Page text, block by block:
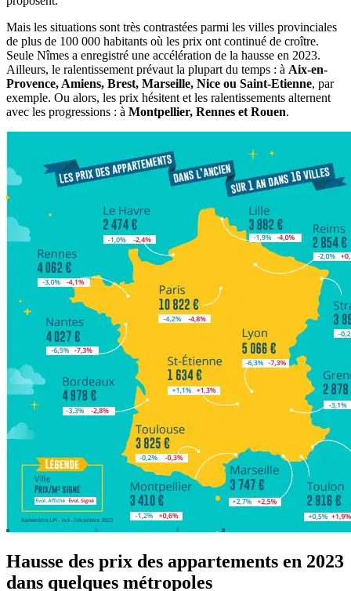
Mais les situations sont très contrastées parmi les villes provinciales
de plus de 100 000 habitants où les prix ont continué de croître.
Seule Nîmes a enregistré une accélération de la hausse en 2023.
Ailleurs, le ralentissement prévaut la plupart du temps : à Aix-en-
Provence, Amiens, Brest, Marseille, Nice ou Saint-Etienne, par
exemple. Ou alors, les prix hésitent et les ralentissements alternent
avec les progressions : à Montpellier, Rennes et Rouen.
Hausse des prix des appartements en 2023
dans quelques métropoles